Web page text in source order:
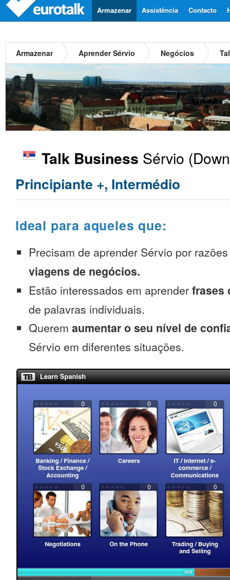
Contacto
Assistência
Armazenar
Armazenar Aprender Sérvio Negócios
Talk Business Sérvio
Principiante +, Intermédio
Ideal para aqueles que:
Precisam de aprender Sérvio por
viagens de negócios.
Estão interessados em aprender frases
de palavras individuais.
Querem aumentar o seu nível de
Sérvio em diferentes situações.